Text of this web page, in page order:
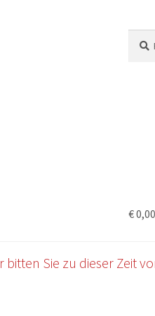
nach:
Warenkorb
€0,00
Sie zu dieser Zeit